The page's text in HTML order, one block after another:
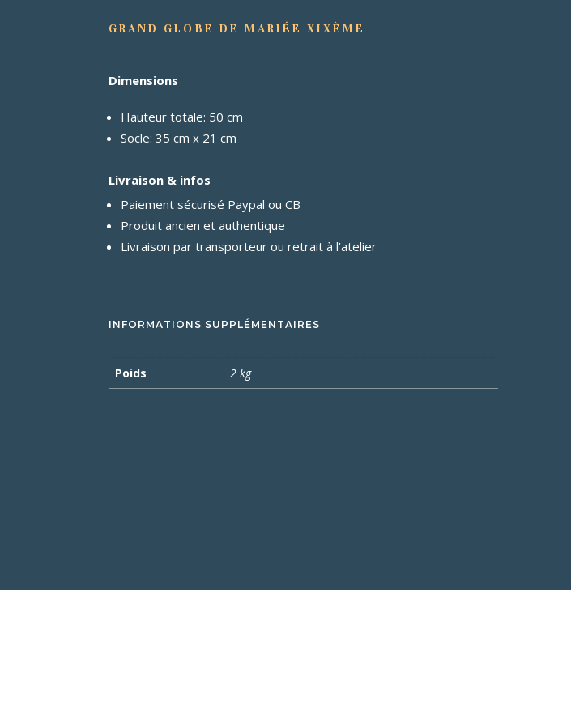
GRAND GLOBE DE MARIÉE XIXÈME
Dimensions
Hauteur totale: 50 cm
Socle: 35 cm x 21 cm
Livraison & infos
Paiement sécurisé Paypal ou CB
Produit ancien et authentique
Livraison par transporteur ou retrait à l’atelier
INFORMATIONS SUPPLÉMENTAIRES
Poids 2 kg